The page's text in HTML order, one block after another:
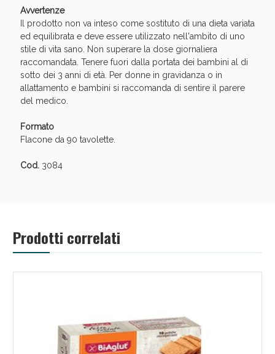
Avvertenze
Il prodotto non va inteso come sostituto di una dieta variata
ed equilibrata e deve essere utilizzato nell'ambito di uno
stile di vita sano. Non superare la dose giornaliera
raccomandata. Tenere fuori dalla portata dei bambini al di
sotto dei 3 anni di età. Per donne in gravidanza o in
allattamento e bambini si raccomanda di sentire il parere
del medico.
Formato
Flacone da 90 tavolette.
Cod.3084
Prodotti correlati
Scopri le offerte di Oggi